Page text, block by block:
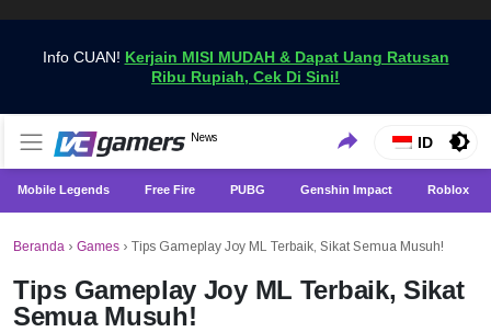
Info CUAN! Kerjain MISI MUDAH & Dapat Uang Ratusan
Ribu Rupiah, Cek Di Sini!
VCGamers News
News
Dapatkan Berita Games Terbaru Hanya di VCGamers
ID
Mobile Legends Free Fire PUBG Genshin Impact Roblox
Beranda › Games › Tips Gameplay Joy ML Terbaik, Sikat Semua Musuh!
Tips Gameplay Joy ML Terbaik, Sikat
Semua Musuh!